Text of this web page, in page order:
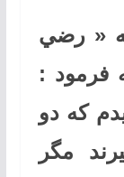
« رضي
فرمود :
كه دو
مگر